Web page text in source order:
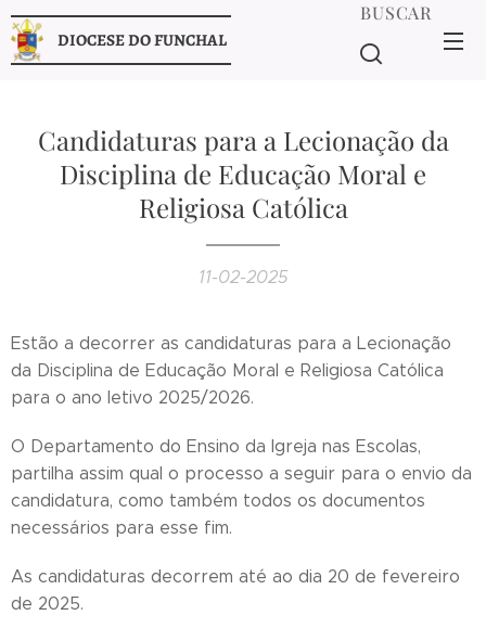
DIOCESE DO FUNCHAL
BUSCAR
Candidaturas para a Lecionação da
Disciplina de Educação Moral e
Religiosa Católica
11-02-2025
Estão a decorrer as candidaturas para a Lecionação
da Disciplina de Educação Moral e Religiosa Católica
para o ano letivo 2025/2026.
O Departamento do Ensino da Igreja nas Escolas,
partilha assim qual o processo a seguir para o envio da
candidatura, como também todos os documentos
necessários para esse fim.
As candidaturas decorrem até ao dia 20 de fevereiro
de 2025.